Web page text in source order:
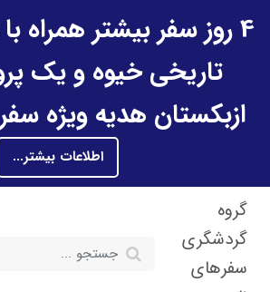
4 روز سفر بیشتر همراه
تاریخی خیوه و یک
ازبکستان هدیه ویژه
اطلاعات بیشتر...
گروه
گردشگری
سفرهای